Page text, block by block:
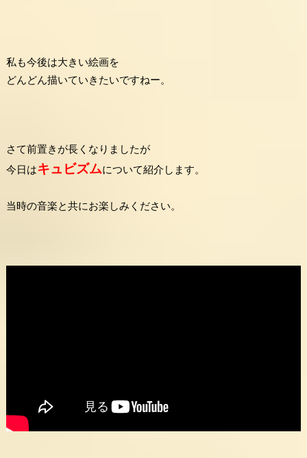
私も今後は大きい絵画を
どんどん描いていきたいですねー。
さて前置きが長くなりましたが
今日はキュビズムについて紹介します。
当時の音楽と共にお楽しみください。